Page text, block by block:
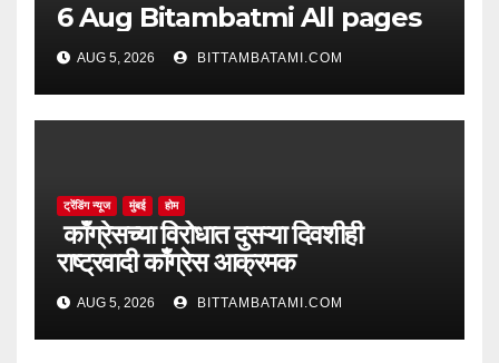
6 Aug Bitambatmi All pages
AUG 5, 2026 BITTAMBATAMI.COM
ट्रेंडिंग न्यूज मुंबई होम
काँग्रेसच्या विरोधात दुसऱ्या दिवशीही
राष्ट्रवादी काँग्रेस आक्रमक
AUG 5, 2026 BITTAMBATAMI.COM